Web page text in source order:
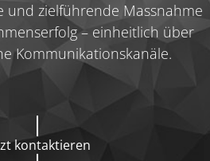
und zielführende Massnahme
– einheitlich über
Kommunikationskanäle.
kontaktieren